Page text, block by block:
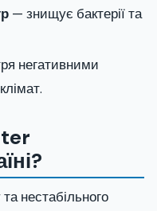
— знищує бактерії та
негативними
нестабільного